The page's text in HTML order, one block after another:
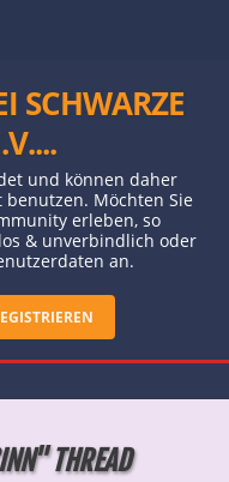
SCHWARZE
und können daher
Möchten Sie
erleben, so
& unverbindlich oder
an.
THREAD